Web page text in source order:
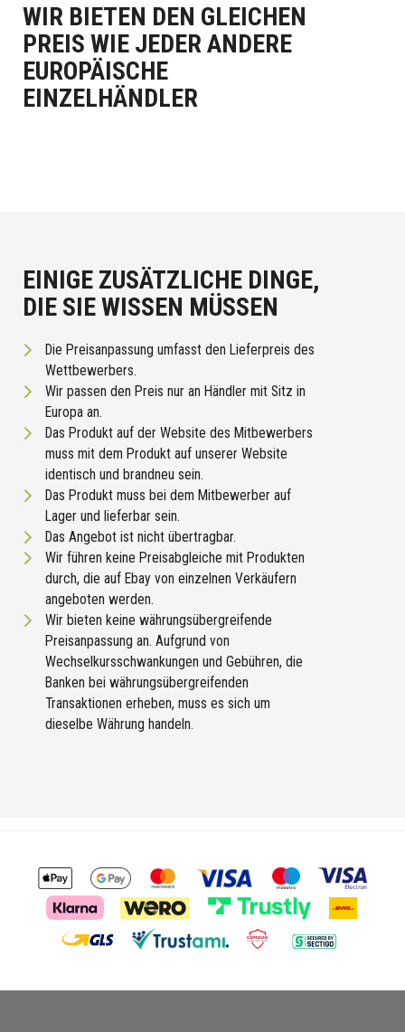
WIR BIETEN DEN GLEICHEN
PREIS WIE JEDER ANDERE
EUROPÄISCHE
EINZELHÄNDLER
EINIGE ZUSÄTZLICHE DINGE,
DIE SIE WISSEN MÜSSEN
Die Preisanpassung umfasst den Lieferpreis des
Wettbewerbers.
Wir passen den Preis nur an Händler mit Sitz in
Europa an.
Das Produkt auf der Website des Mitbewerbers
muss mit dem Produkt auf unserer Website
identisch und brandneu sein.
Das Produkt muss bei dem Mitbewerber auf
Lager und lieferbar sein.
Das Angebot ist nicht übertragbar.
Wir führen keine Preisabgleiche mit Produkten
durch, die auf Ebay von einzelnen Verkäufern
angeboten werden.
Wir bieten keine währungsübergreifende
Preisanpassung an. Aufgrund von
Wechselkursschwankungen und Gebühren, die
Banken bei währungsübergreifenden
Transaktionen erheben, muss es sich um
dieselbe Währung handeln.